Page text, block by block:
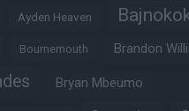
Ayden Heaven
Bournemouth Brandon
Bryan Mbeumo